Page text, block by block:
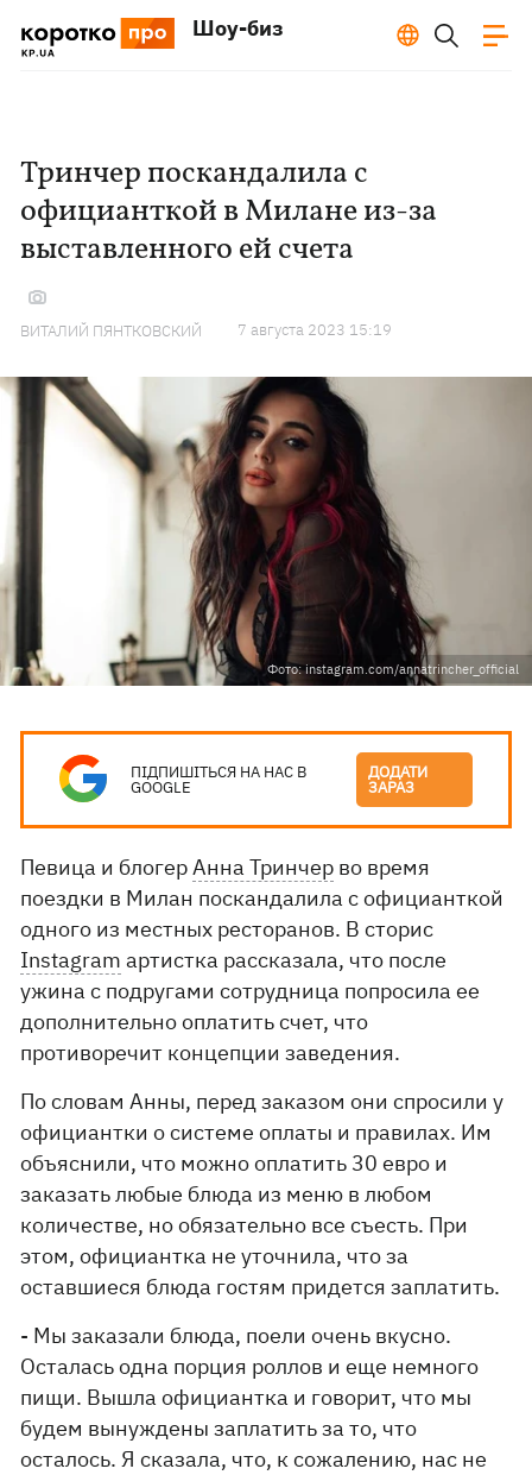
Шоу-биз
Тринчер поскандалила с
официанткой в Милане из-за
выставленного ей счета
ВИТАЛИЙ ПЯНТКОВСКИЙ 7 августа 2023 15:19
Фото: instagram.com/annatrincher_official
ПІДПИШІТЬСЯ НА НАС В
GOOGLE
ДОДАТИ
ЗАРАЗ
Певица и блогерАнна Тринчер во время
поездки в Милан поскандалила с официанткой
одного из местных ресторанов. В сторис
Instagram артистка рассказала, что после
ужина с подругами сотрудница попросила ее
дополнительно оплатить счет, что
противоречит концепции заведения.
По словам Анны, перед заказом они спросили у
официантки о системе оплаты и правилах. Им
объяснили, что можно оплатить 30 евро и
заказать любые блюда из меню в любом
количестве, но обязательно все съесть. При
этом, официантка не уточнила, что за
оставшиеся блюда гостям придется заплатить.
- Мы заказали блюда, поели очень вкусно.
Осталась одна порция роллов и еще немного
пищи. Вышла официантка и говорит, что мы
будем вынуждены заплатить за то, что
осталось. Я сказала, что, к сожалению, нас не